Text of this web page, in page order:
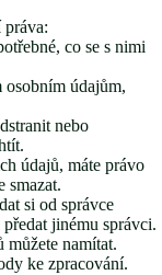
práva:
co se s nimi
osobním údajům,
nebo
údajů, máte právo
smazat.
si od správce
jinému správci.
můžete namítat.
ke zpracování.